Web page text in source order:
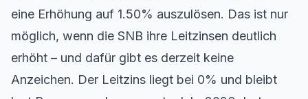
eine Erhöhung auf 1.50% auszulösen. Das ist nur
möglich, wenn die SNB ihre Leitzinsen deutlich
erhöht – und dafür gibt es derzeit keine
Anzeichen. Der Leitzins liegt bei 0% und bleibt